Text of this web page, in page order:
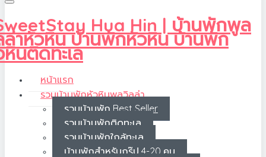
หน้าแรก
รวมบ้านพักหัวหินพูลวิลล่า
รวมบ้านพัก Best Seller
รวมบ้านพักติดทะเล
รวมบ้านพักใกล้ทะเล
บ้านพักสำหรับกรุ๊ป 4-20 คน